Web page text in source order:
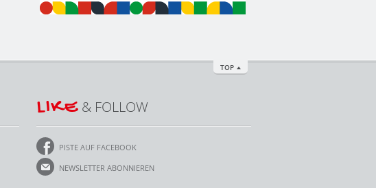
TOP
LIKE& FOLLOW
PISTE AUF FACEBOOK
NEWSLETTER ABONNIEREN